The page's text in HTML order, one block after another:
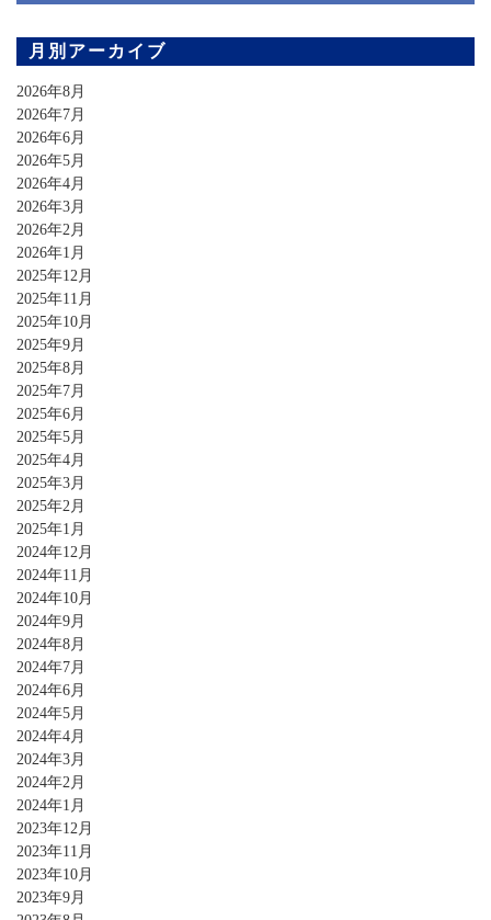
月別アーカイブ
2026年8月
2026年7月
2026年6月
2026年5月
2026年4月
2026年3月
2026年2月
2026年1月
2025年12月
2025年11月
2025年10月
2025年9月
2025年8月
2025年7月
2025年6月
2025年5月
2025年4月
2025年3月
2025年2月
2025年1月
2024年12月
2024年11月
2024年10月
2024年9月
2024年8月
2024年7月
2024年6月
2024年5月
2024年4月
2024年3月
2024年2月
2024年1月
2023年12月
2023年11月
2023年10月
2023年9月